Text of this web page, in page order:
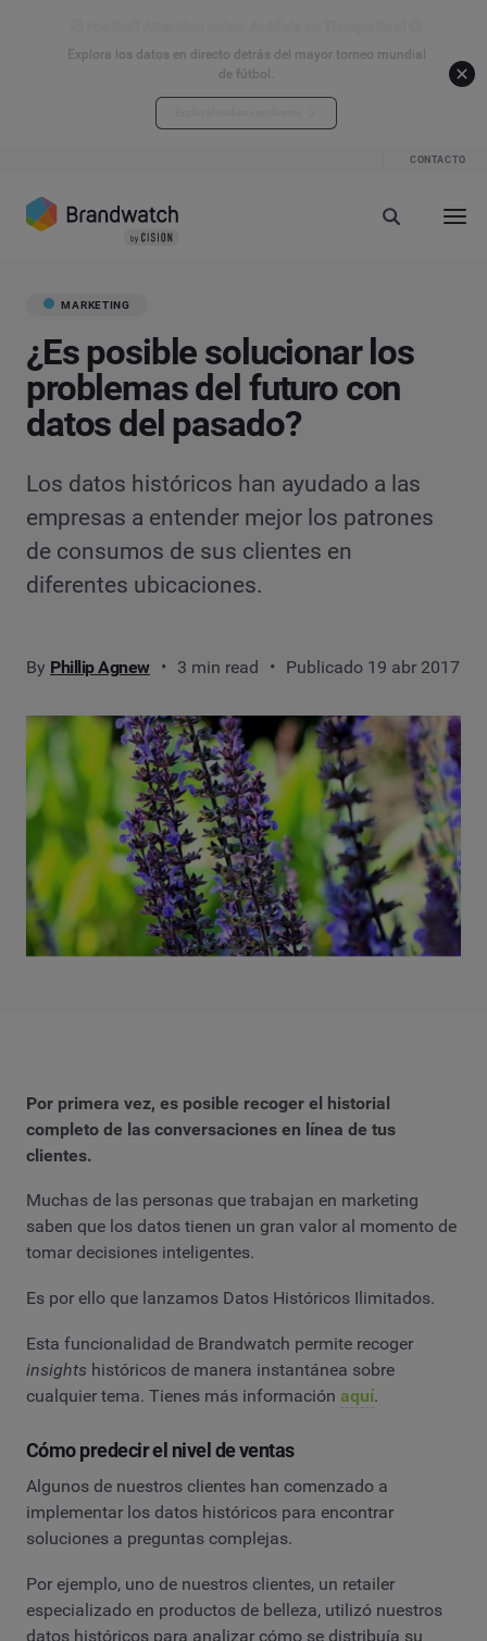
Explora los datos en directo detrás del mayor torneo mundial
de fútbol.
CONTACTO
MARKETING
¿Es posible solucionar los
problemas del futuro con
datos del pasado?
Los datos históricos han ayudado a las
empresas a entender mejor los patrones
de consumos de sus clientes en
diferentes ubicaciones.
By Phillip Agnew 3 min read Publicado 19 abr 2017
Por primera vez, es posible recoger el historial
completo de las conversaciones en línea de tus
clientes.
Muchas de las personas que trabajan en marketing
saben que los datos tienen un gran valor al momento de
tomar decisiones inteligentes.
Es por ello que lanzamos Datos Históricos Ilimitados.
Esta funcionalidad de Brandwatch permite recoger
insights históricos de manera instantánea sobre
cualquier tema. Tienes más información aquí.
Cómo predecir el nivel de ventas
Algunos de nuestros clientes han comenzado a
implementar los datos históricos para encontrar
soluciones a preguntas complejas.
Por ejemplo, uno de nuestros clientes, un retailer
especializado en productos de belleza, utilizó nuestros
datos históricos para analizar cómo se distribuía su